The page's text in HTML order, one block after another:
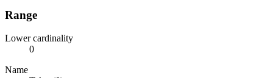
Range
Lower cardinality
0
Name